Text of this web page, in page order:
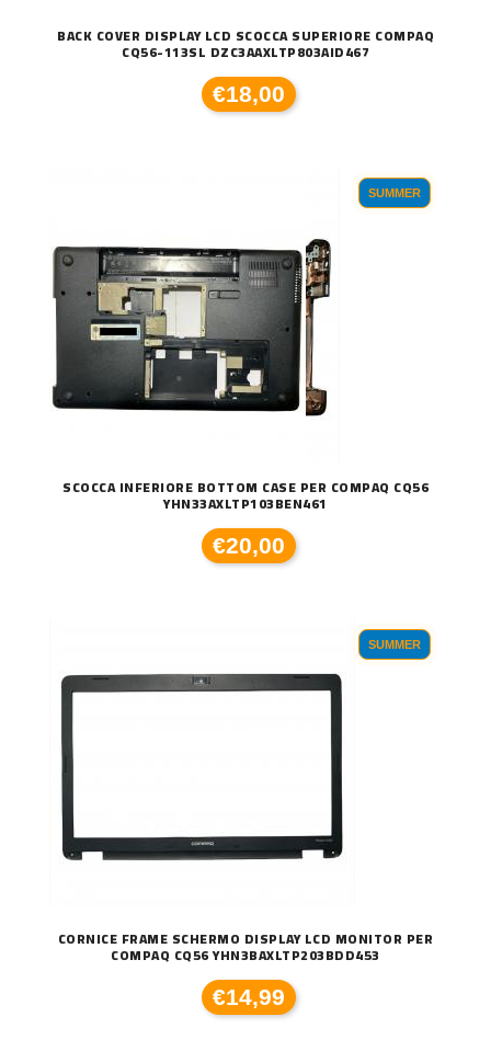
BACK COVER DISPLAY LCD SCOCCA SUPERIORE COMPAQ
CQ56-113SL DZC3AAXLTP803AID467
€18,00
SUMMER
SCOCCA INFERIORE BOTTOM CASE PER COMPAQ CQ56
YHN33AXLTP103BEN461
€20,00
SUMMER
CORNICE FRAME SCHERMO DISPLAY LCD MONITOR PER
COMPAQ CQ56 YHN3BAXLTP203BDD453
€14,99